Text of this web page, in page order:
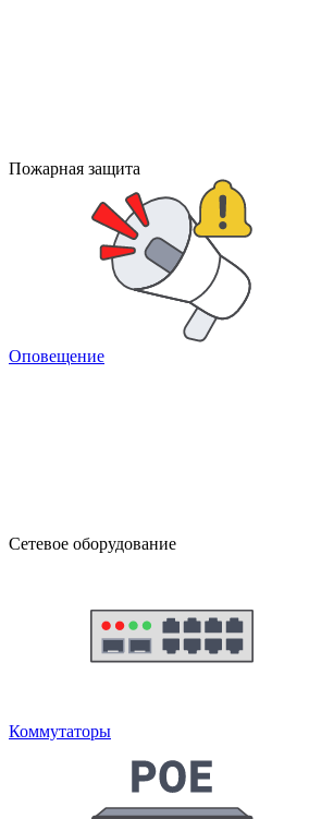
Пожарная защита
Оповещение
Сетевое оборудование
Коммутаторы